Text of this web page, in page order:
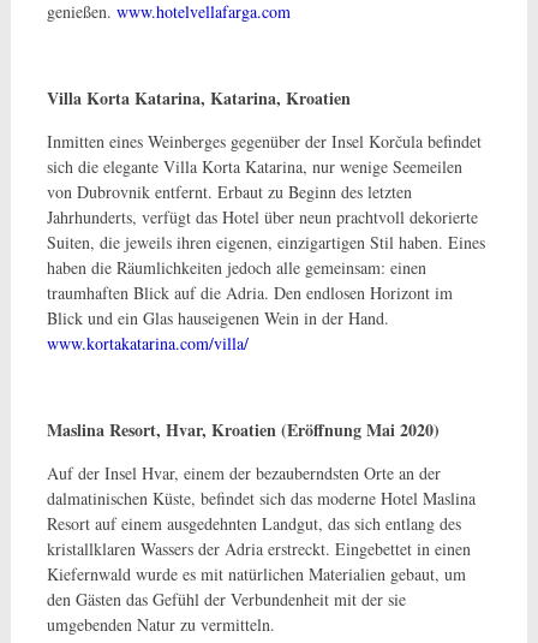
genießen. www.hotelvellafarga.com
Villa Korta Katarina, Katarina, Kroatien
Inmitten eines Weinberges gegenüber der Insel Korčula befindet
sich die elegante Villa Korta Katarina, nur wenige Seemeilen
von Dubrovnik entfernt. Erbaut zu Beginn des letzten
Jahrhunderts, verfügt das Hotel über neun prachtvoll dekorierte
Suiten, die jeweils ihren eigenen, einzigartigen Stil haben. Eines
haben die Räumlichkeiten jedoch alle gemeinsam: einen
traumhaften Blick auf die Adria. Den endlosen Horizont im
Blick und ein Glas hauseigenen Wein in der Hand.
www.kortakatarina.com/villa/
Maslina Resort, Hvar, Kroatien (Eröffnung Mai 2020)
Auf der Insel Hvar, einem der bezauberndsten Orte an der
dalmatinischen Küste, befindet sich das moderne Hotel Maslina
Resort auf einem ausgedehnten Landgut, das sich entlang des
kristallklaren Wassers der Adria erstreckt. Eingebettet in einen
Kiefernwald wurde es mit natürlichen Materialien gebaut, um
den Gästen das Gefühl der Verbundenheit mit der sie
umgebenden Natur zu vermitteln.